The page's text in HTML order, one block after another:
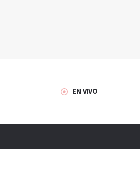
EN VIVO